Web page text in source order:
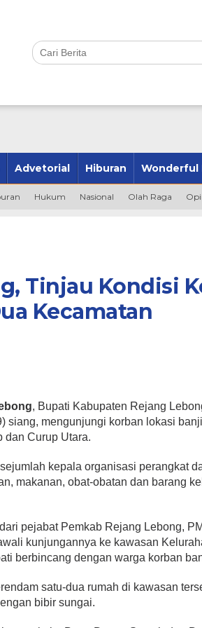
Advetorial Hiburan Wonderful
Hukum Nasional Olah Raga
Tinjau Kondisi
Kecamatan
, Bupati Kabupaten Rejang
siang, mengunjungi korban lokasi
dan Curup Utara.
kepala organisasi perangkat
makanan, obat-obatan dan barang
pejabat Pemkab Rejang Lebong,
kunjungannya ke kawasan
berbincang dengan warga korban
satu-dua rumah di kawasan
bibir sungai.